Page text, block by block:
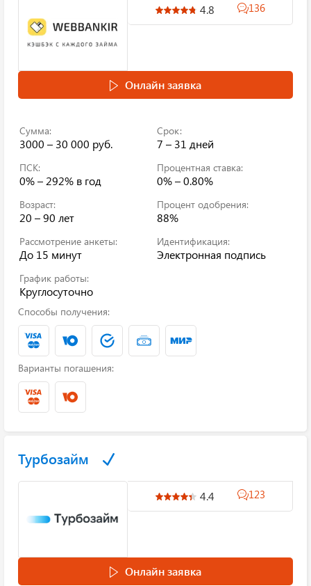
4.8 136
Онлайн заявка
Сумма:
3000 – 30 000 руб.
Срок:
7 – 31 дней
ПСК:
0% – 292% в год
Процентная ставка:
0% – 0.80%
Возраст:
20 – 90 лет
Процент одобрения:
88%
Рассмотрение анкеты:
До 15 минут
Идентификация:
Электронная подпись
График работы:
Круглосуточно
Способы получения:
Варианты погашения:
Турбозайм
4.4 123
Онлайн заявка